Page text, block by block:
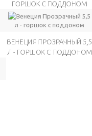
ГОРШОК С ПОДДОНОМ
ВЕНЕЦИЯ ПРОЗРАЧНЫЙ 5,5
Л - ГОРШОК С ПОДДОНОМ